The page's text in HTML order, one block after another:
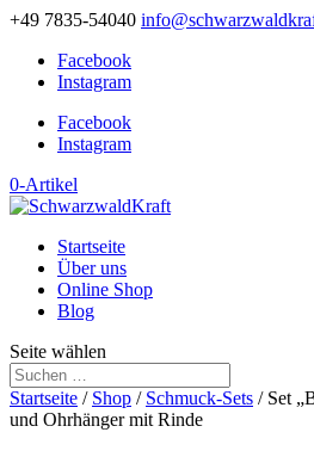
+49 7835-54040
Facebook
Instagram
Facebook
Instagram
0-Artikel
Startseite
Über uns
Online Shop
Blog
Seite wählen
Startseite / Shop / Schmuck-Sets / Set
und Ohrhänger mit Rinde